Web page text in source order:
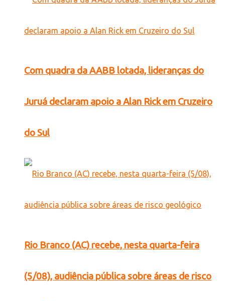
Com quadra da AABB lotada, lideranças do
Juruá declaram apoio a Alan Rick em Cruzeiro
do Sul
Rio Branco (AC) recebe, nesta quarta-feira
(5/08), audiência pública sobre áreas de risco